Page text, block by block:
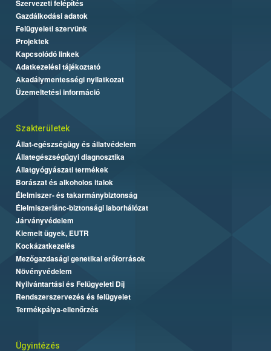
Szervezeti felépítés
Gazdálkodási adatok
Felügyeleti szervünk
Projektek
Kapcsolódó linkek
Adatkezelési tájékoztató
Akadálymentességi nyilatkozat
Üzemeltetési információ
Szakterületek
Állat-egészségügy és állatvédelem
Állategészségügyi diagnosztika
Állatgyógyászati termékek
Borászat és alkoholos italok
Élelmiszer- és takarmánybiztonság
Élelmiszerlánc-biztonsági laborhálózat
Járványvédelem
Kiemelt ügyek, EUTR
Kockázatkezelés
Mezőgazdasági genetikai erőforrások
Növényvédelem
Nyilvántartási és Felügyeleti Díj
Rendszerszervezés és felügyelet
Termékpálya-ellenőrzés
Ügyintézés